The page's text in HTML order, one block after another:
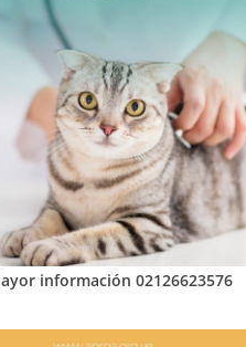
información 02126623576